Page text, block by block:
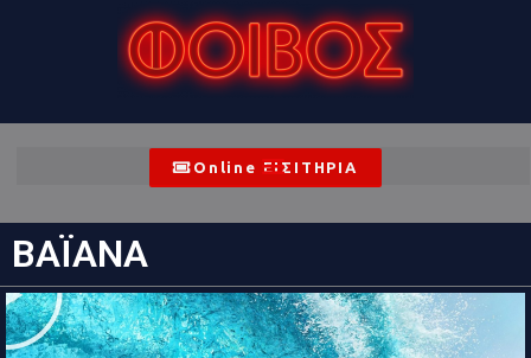
Online ΕΙΣΙΤΗΡΙΑ
ΒΑΪΑΝΑ